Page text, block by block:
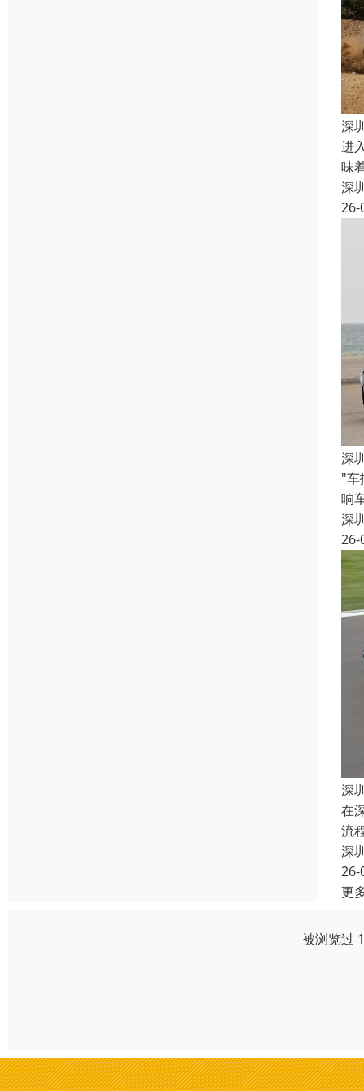
深
进
味
深
26-
深
"车
响
深
26-
深
在
流
深
26-
更
被浏览过